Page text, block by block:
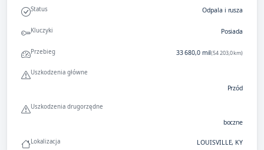
Status Odpala i rusza
Kluczyki Posiada
Przebieg 33 680,0 mil(54 203,0 km)
Uszkodzenia główne
Przód
Uszkodzenia drugorzędne
boczne
Lokalizacja LOUISVILLE, KY